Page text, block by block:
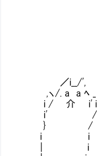
_
,、 { .`
ﾍ`＜￣
ﾔ ./ `
ﾏそ/
ヽ' / /
/// i .|
／i__/',
,ヽ/. a a ﾍ _
i / 介 i' i
i' / ヽ .`
} / ゝニ.
i i ,.!、_ノ
| i / /￣